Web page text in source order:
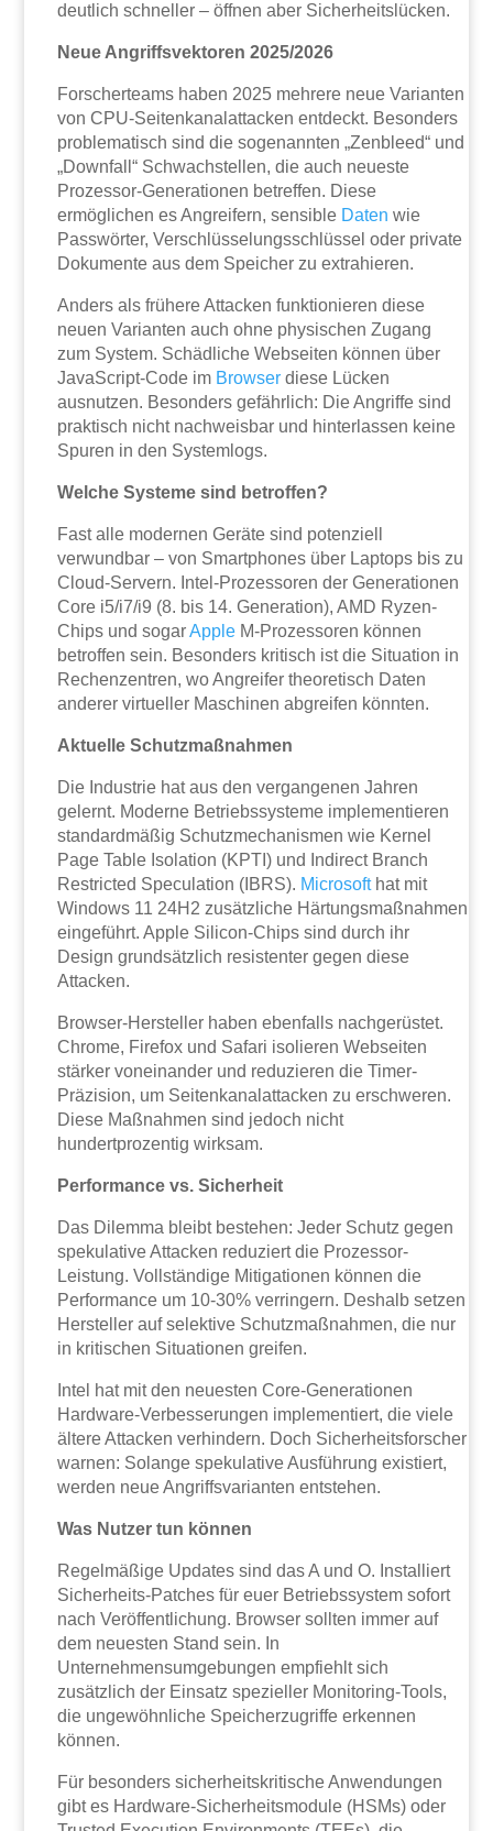
deutlich schneller – öffnen aber Sicherheitslücken.
Neue Angriffsvektoren 2025/2026
Forscherteams haben 2025 mehrere neue Varianten
von CPU-Seitenkanalattacken entdeckt. Besonders
problematisch sind die sogenannten „Zenbleed“ und
„Downfall“ Schwachstellen, die auch neueste
Prozessor-Generationen betreffen. Diese
ermöglichen es Angreifern, sensible Daten wie
Passwörter, Verschlüsselungsschlüssel oder private
Dokumente aus dem Speicher zu extrahieren.
Anders als frühere Attacken funktionieren diese
neuen Varianten auch ohne physischen Zugang
zum System. Schädliche Webseiten können über
JavaScript-Code im Browser diese Lücken
ausnutzen. Besonders gefährlich: Die Angriffe sind
praktisch nicht nachweisbar und hinterlassen keine
Spuren in den Systemlogs.
Welche Systeme sind betroffen?
Fast alle modernen Geräte sind potenziell
verwundbar – von Smartphones über Laptops bis zu
Cloud-Servern. Intel-Prozessoren der Generationen
Core i5/i7/i9 (8. bis 14. Generation), AMD Ryzen-
Chips und sogarApple M-Prozessoren können
betroffen sein. Besonders kritisch ist die Situation in
Rechenzentren, wo Angreifer theoretisch Daten
anderer virtueller Maschinen abgreifen könnten.
Aktuelle Schutzmaßnahmen
Die Industrie hat aus den vergangenen Jahren
gelernt. Moderne Betriebssysteme implementieren
standardmäßig Schutzmechanismen wie Kernel
Page Table Isolation (KPTI) und Indirect Branch
Restricted Speculation (IBRS). Microsofthat mit
Windows 11 24H2 zusätzliche Härtungsmaßnahmen
eingeführt. Apple Silicon-Chips sind durch ihr
Design grundsätzlich resistenter gegen diese
Attacken.
Browser-Hersteller haben ebenfalls nachgerüstet.
Chrome, Firefox und Safari isolieren Webseiten
stärker voneinander und reduzieren die Timer-
Präzision, um Seitenkanalattacken zu erschweren.
Diese Maßnahmen sind jedoch nicht
hundertprozentig wirksam.
Performance vs. Sicherheit
Das Dilemma bleibt bestehen: Jeder Schutz gegen
spekulative Attacken reduziert die Prozessor-
Leistung. Vollständige Mitigationen können die
Performance um 10-30% verringern. Deshalb setzen
Hersteller auf selektive Schutzmaßnahmen, die nur
in kritischen Situationen greifen.
Intel hat mit den neuesten Core-Generationen
Hardware-Verbesserungen implementiert, die viele
ältere Attacken verhindern. Doch Sicherheitsforscher
warnen: Solange spekulative Ausführung existiert,
werden neue Angriffsvarianten entstehen.
Was Nutzer tun können
Regelmäßige Updates sind das A und O. Installiert
Sicherheits-Patches für euer Betriebssystem sofort
nach Veröffentlichung. Browser sollten immer auf
dem neuesten Stand sein. In
Unternehmensumgebungen empfiehlt sich
zusätzlich der Einsatz spezieller Monitoring-Tools,
die ungewöhnliche Speicherzugriffe erkennen
können.
Für besonders sicherheitskritische Anwendungen
gibt es Hardware-Sicherheitsmodule (HSMs) oder